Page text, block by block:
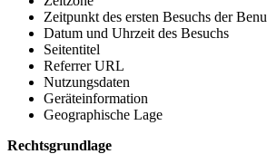
Zeitpunkt des ersten Besuchs der
Datum und Uhrzeit des Besuchs
Seitentitel
Referrer URL
Nutzungsdaten
Geräteinformation
Geographische Lage
Rechtsgrundlage